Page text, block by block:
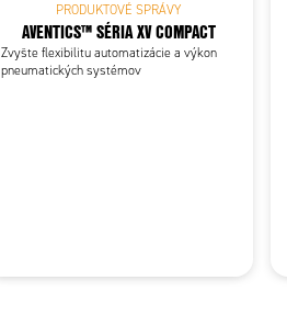
PRODUKTOVÉ SPRÁVY
AVENTICS™ SÉRIA XV COMPACT
Zvyšte flexibilitu automatizácie a výkon
pneumatických systémov